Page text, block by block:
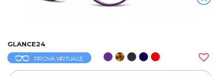
GLANCE24
PROVA VIRTUALE